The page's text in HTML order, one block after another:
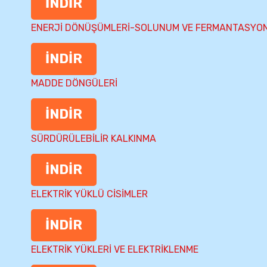
İNDİR
ENERJİ DÖNÜŞÜMLERİ-SOLUNUM VE
İNDİR
MADDE DÖNGÜLERİ
İNDİR
SÜRDÜRÜLEBİLİR KALKINMA
İNDİR
ELEKTRİK YÜKLÜ CİSİMLER
İNDİR
ELEKTRİK YÜKLERİ VE ELEKTRİKLENME